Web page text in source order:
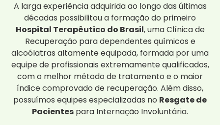
A larga experiência adquirida ao longo das últimas
décadas possibilitou a formação do primeiro
Hospital Terapêutico do Brasil, uma Clínica de
Recuperação para dependentes químicos e
alcoólatras altamente equipada, formada por uma
equipe de profissionais extremamente qualificados,
com o melhor método de tratamento e o maior
índice comprovado de recuperação. Além disso,
possuímos equipes especializadas no Resgate de
Pacientes para Internação Involuntária.